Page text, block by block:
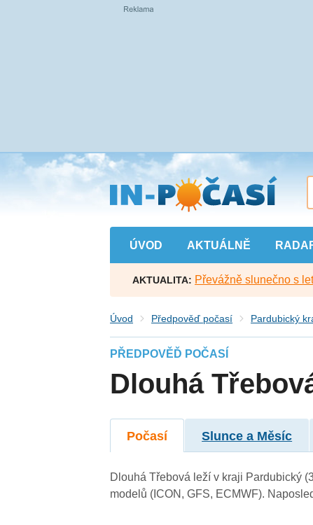
Přejít
na
hlavní
obsah
ÚVOD AKTUÁLNĚ
AKTUALITA: Převážně slunečno s
Úvod Předpověď počasí Pardubický
PŘEDPOVĚĎ POČASÍ
Dlouhá
Počasí Slunce a Měsíc
Dlouhá Třebová leží v kraji Pardubický
modelů (ICON, GFS, ECMWF).